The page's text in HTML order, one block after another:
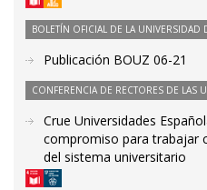
BOLETÍN OFICIAL DE LA UNIVERSIDAD
Publicación BOUZ 06-21
CONFERENCIA DE RECTORES DE LAS
Crue Universidades
compromiso para trabajar
del sistema universitario